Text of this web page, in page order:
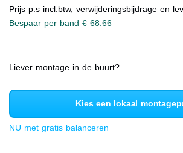
Prijs p.s incl.btw, verwijderingsbijdrage en
Bespaar per band € 68.66
Liever montage in de buurt?
Kies een lokaal
NU met gratis balanceren